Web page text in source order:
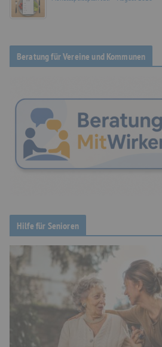
Beratung für Vereine und Kommunen
Hilfe für Senioren